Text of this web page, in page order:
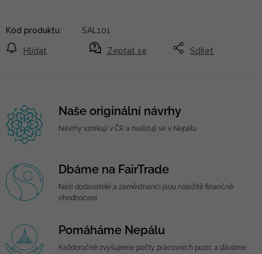
Zeptat se
Hlídat Sdílet
Kód produktu: SAL101
Naše originální návrhy
Návrhy vznikají v ČR a realizují se v Nepálu
Dbáme na FairTrade
Naši dodavatelé a zaměstnanci jsou náležitě finančně
ohodnoceni
Pomáháme Nepálu
Každoročně zvyšujeme počty pracovních pozic a dáváme